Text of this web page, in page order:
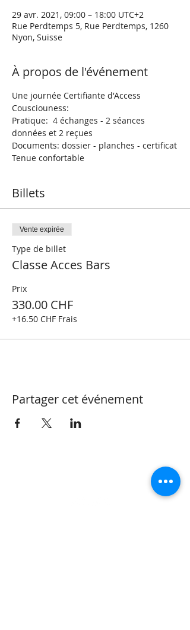
29 avr. 2021, 09:00 – 18:00 UTC+2
Rue Perdtemps 5, Rue Perdtemps, 1260
Nyon, Suisse
À propos de l'événement
Une journée Certifiante d'Access
Cousciouness:
Pratique:  4 échanges - 2 séances
données et 2 reçues
Documents: dossier - planches - certificat
Tenue confortable
Billets
Vente expirée
Type de billet
Classe Acces Bars
Prix
330.00 CHF
+16.50 CHF Frais
Partager cet événement